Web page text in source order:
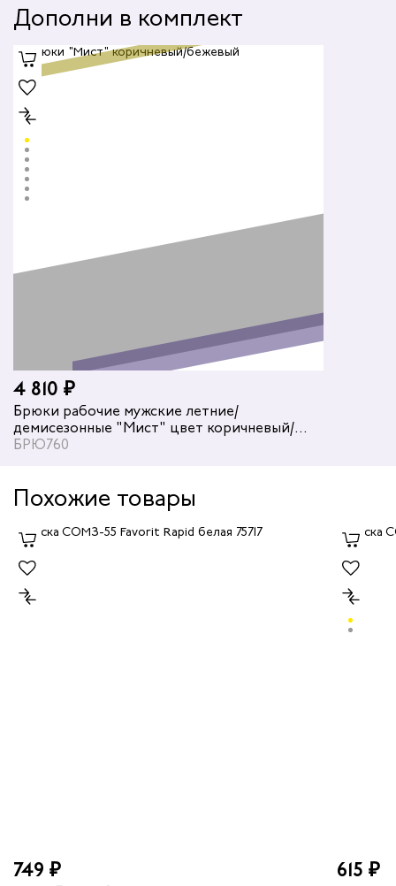
Дополни в комплект
4 810 ₽
Брюки рабочие мужские летние/
демисезонные "Мист" цвет коричневый/
бежевый
БРЮ760
Похожие товары
749 ₽ 615 ₽